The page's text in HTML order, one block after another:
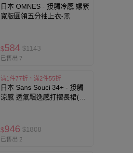
日本 OMNES - 接觸冷感 嫘縈
寬版圓領五分袖上衣-黑
$584 $1143
已售出 7
滿1件77折，滿2件55折
日本 Sans Souci 34+ - 接觸
涼感 透氣飄逸感打摺長裙(有
$946 $1808
已售出 2